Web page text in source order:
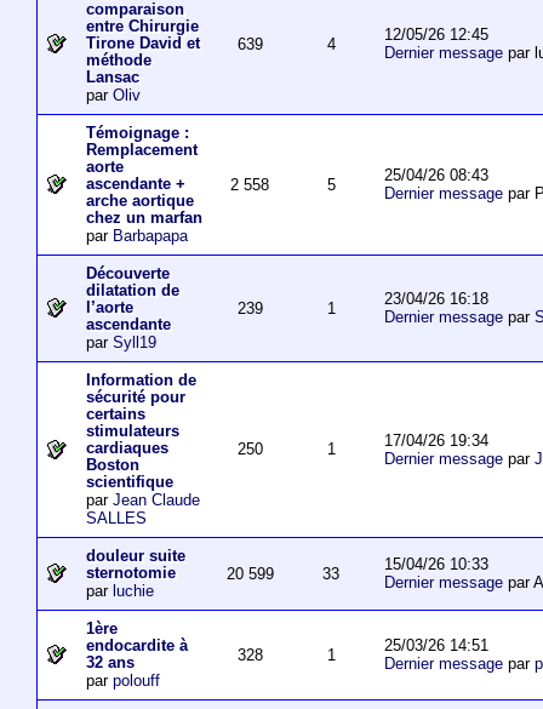
comparaison
entre Chirurgie
Tirone David et
méthode
Lansac
par Oliv
639 4
12/05/26 12:45
Dernier messagepar
Témoignage :
Remplacement
aorte
ascendante +
arche aortique
chez un marfan
par Barbapapa
2 558 5
25/04/26 08:43
Dernier messagepar
Découverte
dilatation de
l’aorte
ascendante
par Syll19
239 1
23/04/26 16:18
Dernier messagepar
Information de
sécurité pour
certains
stimulateurs
cardiaques
Boston
scientifique
par Jean Claude
SALLES
250 1
17/04/26 19:34
Dernier messagepar
douleur suite
sternotomie
par luchie
20 599 33
15/04/26 10:33
Dernier messagepar
1ère
endocardite à
32 ans
par polouff
328 1
25/03/26 14:51
Dernier messagepar